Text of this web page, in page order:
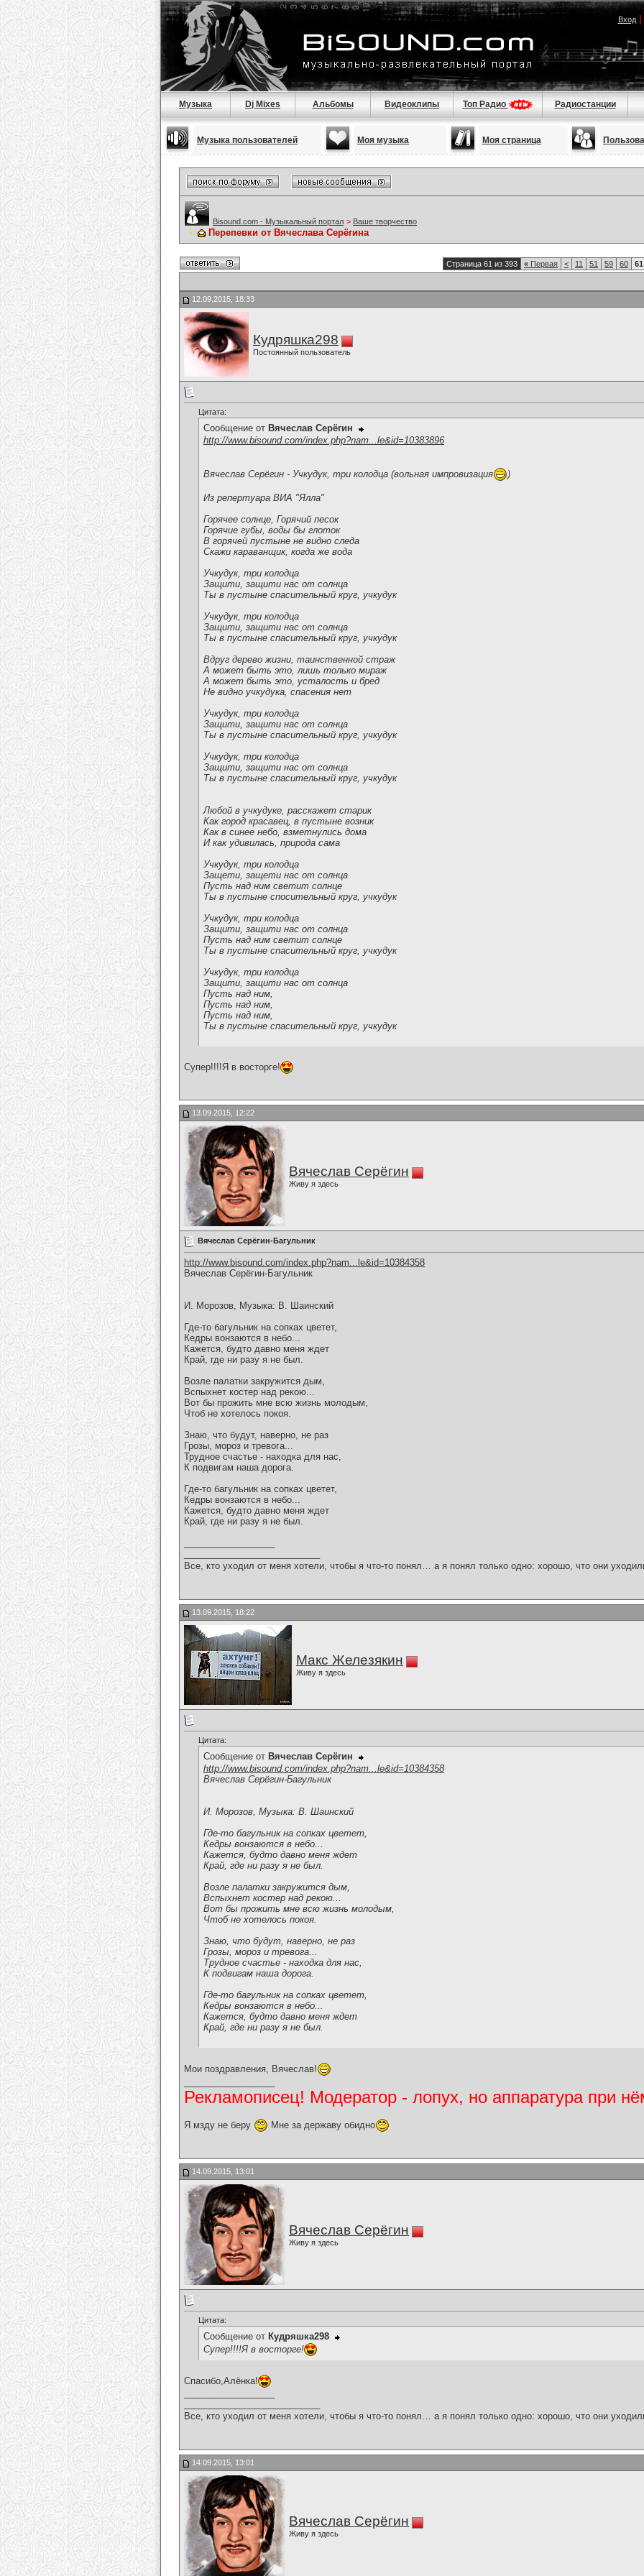
Вход|
Музыка Dj Mixes Альбомы Видеоклипы Топ Радио Радиостанции
Музыка пользователей Моя музыка Моя страница
Bisound.com - Музыкальный портал > Ваше творчество
Перепевки от Вячеслава Серёгина
Страница 61 из 393 « Первая < 11 51 59 60 61
12.09.2015, 18:33
Кудряшка298
Постоянный пользователь
Цитата:
Сообщение от Вячеслав Серёгин
http://www.bisound.com/index.php?nam...le&id=10383896
Вячеслав Серёгин - Учкудук, три колодца (вольная импровизация )
Из репертуара ВИА "Ялла"
Горячее солнце, Горячий песок
Горячие губы, воды бы глоток
В горячей пустыне не видно следа
Скажи караванщик, когда же вода
Учкудук, три колодца
Защити, защити нас от солнца
Ты в пустыне спасительный круг, учкудук
Учкудук, три колодца
Защити, защити нас от солнца
Ты в пустыне спасительный круг, учкудук
Вдруг дерево жизни, таинственной страж
А может быть это, лишь только мираж
А может быть это, усталость и бред
Не видно учкудука, спасения нет
Учкудук, три колодца
Защити, защити нас от солнца
Ты в пустыне спасительный круг, учкудук
Учкудук, три колодца
Защити, защити нас от солнца
Ты в пустыне спасительный круг, учкудук
Любой в учкудуке, расскажет старик
Как город красавец, в пустыне возник
Как в синее небо, взметнулись дома
И как удивилась, природа сама
Учкудук, три колодца
Защети, защети нас от солнца
Пусть над ним светит солнце
Ты в пустыне спосительный круг, учкудук
Учкудук, три колодца
Защити, защити нас от солнца
Пусть над ним светит солнце
Ты в пустыне спасительный круг, учкудук
Учкудук, три колодца
Защити, защити нас от солнца
Пусть над ним,
Пусть над ним,
Пусть над ним,
Ты в пустыне спасительный круг, учкудук
Супер!!!!Я в восторге!
13.09.2015, 12:22
Вячеслав Серёгин
Живу я здесь
Вячеслав Серёгин-Багульник
http://www.bisound.com/index.php?nam...le&id=10384358
Вячеслав Серёгин-Багульник
И. Морозов, Музыка: В. Шаинский
Где-то багульник на сопках цветет,
Кедры вонзаются в небо...
Кажется, будто давно меня ждет
Край, где ни разу я не был.
Возле палатки закружится дым,
Вспыхнет костер над рекою...
Вот бы прожить мне всю жизнь молодым,
Чтоб не хотелось покоя.
Знаю, что будут, наверно, не раз
Грозы, мороз и тревога...
Трудное счастье - находка для нас,
К подвигам наша дорога.
Где-то багульник на сопках цветет,
Кедры вонзаются в небо...
Кажется, будто давно меня ждет
Край, где ни разу я не был.
Все, кто уходил от меня хотели, чтобы я что-то понял… а я понял только одно: хорошо, что они
13.09.2015, 18:22
Макс Железякин
Живу я здесь
Цитата:
Сообщение от Вячеслав Серёгин
http://www.bisound.com/index.php?nam...le&id=10384358
Вячеслав Серёгин-Багульник
И. Морозов, Музыка: В. Шаинский
Где-то багульник на сопках цветет,
Кедры вонзаются в небо...
Кажется, будто давно меня ждет
Край, где ни разу я не был.
Возле палатки закружится дым,
Вспыхнет костер над рекою...
Вот бы прожить мне всю жизнь молодым,
Чтоб не хотелось покоя.
Знаю, что будут, наверно, не раз
Грозы, мороз и тревога...
Трудное счастье - находка для нас,
К подвигам наша дорога.
Где-то багульник на сопках цветет,
Кедры вонзаются в небо...
Кажется, будто давно меня ждет
Край, где ни разу я не был.
Мои поздравления, Вячеслав!
Рекламописец! Модератор - лопух, но аппаратура при
Я мзду не беру Мне за державу обидно
14.09.2015, 13:01
Вячеслав Серёгин
Живу я здесь
Цитата:
Сообщение от Кудряшка298
Супер!!!!Я в восторге!
Спасибо,Алёнка!
Все, кто уходил от меня хотели, чтобы я что-то понял… а я понял только одно: хорошо, что они
14.09.2015, 13:01
Вячеслав Серёгин
Живу я здесь